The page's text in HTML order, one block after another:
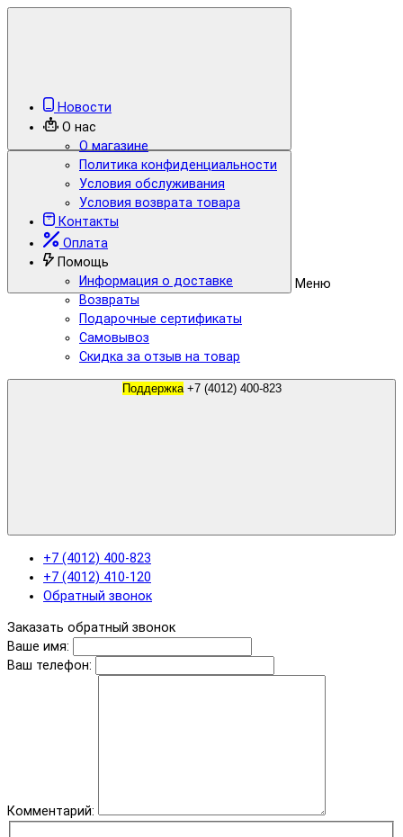
Меню
Новости
О нас
О магазине
Политика конфиденциальности
Условия обслуживания
Условия возврата товара
Контакты
Оплата
Помощь
Информация о доставке
Возвраты
Подарочные сертификаты
Самовывоз
Скидка за отзыв на товар
Поддержка +7 (4012) 400-823
+7 (4012) 400-823
+7 (4012) 410-120
Обратный звонок
Заказать обратный звонок
Ваше имя:
Ваш телефон:
Комментарий: